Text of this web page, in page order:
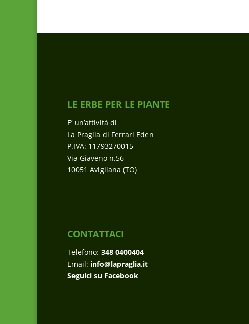
LE ERBE PER LE PIANTE
E’ un’attività di
La Praglia di Ferrari Eden
P.IVA: 11793270015
Via Giaveno n.56
10051 Avigliana (TO)
CONTATTACI
Telefono: 348 0400404
Email: info@lapraglia.it
Seguici su Facebook